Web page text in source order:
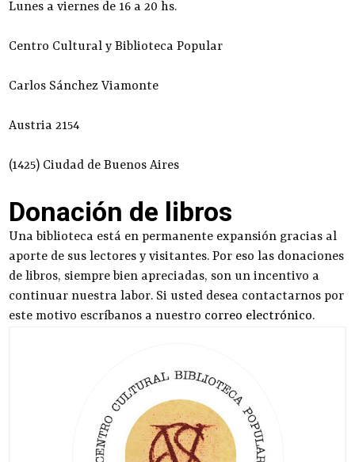
Lunes a viernes de 16 a 20 hs.
Centro Cultural y Biblioteca Popular
Carlos Sánchez Viamonte
Austria 2154
(1425) Ciudad de Buenos Aires
Donación de libros
Una biblioteca está en permanente expansión gracias al
aporte de sus lectores y visitantes. Por eso las donaciones
de libros, siempre bien apreciadas, son un incentivo a
continuar nuestra labor. Si usted desea contactarnos por
este motivo escríbanos a nuestro correo electrónico.